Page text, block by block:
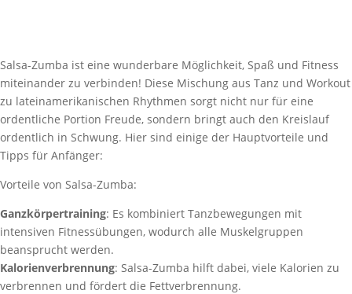
Salsa-Zumba ist eine wunderbare Möglichkeit, Spaß und Fitness
miteinander zu verbinden! Diese Mischung aus Tanz und Workout
zu lateinamerikanischen Rhythmen sorgt nicht nur für eine
ordentliche Portion Freude, sondern bringt auch den Kreislauf
ordentlich in Schwung. Hier sind einige der Hauptvorteile und
Tipps für Anfänger:
Vorteile von Salsa-Zumba:
Ganzkörpertraining: Es kombiniert Tanzbewegungen mit
intensiven Fitnessübungen, wodurch alle Muskelgruppen
beansprucht werden.
Kalorienverbrennung: Salsa-Zumba hilft dabei, viele Kalorien zu
verbrennen und fördert die Fettverbrennung.